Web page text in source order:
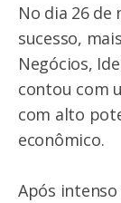
No dia 26 de
sucesso,
Negócios,
contou com
com alto
econômico.
Após